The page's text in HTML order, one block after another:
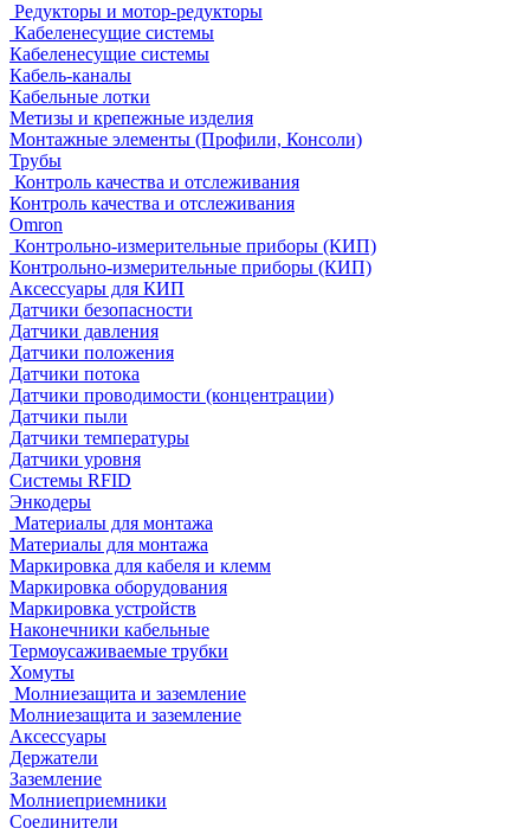
Редукторы и мотор-редукторы
Кабеленесущие системы
Кабеленесущие системы
Кабель-каналы
Кабельные лотки
Метизы и крепежные изделия
Монтажные элементы (Профили, Консоли)
Трубы
Контроль качества и отслеживания
Контроль качества и отслеживания
Omron
Контрольно-измерительные приборы (КИП)
Контрольно-измерительные приборы (КИП)
Аксессуары для КИП
Датчики безопасности
Датчики давления
Датчики положения
Датчики потока
Датчики проводимости (концентрации)
Датчики пыли
Датчики температуры
Датчики уровня
Системы RFID
Энкодеры
Материалы для монтажа
Материалы для монтажа
Маркировка для кабеля и клемм
Маркировка оборудования
Маркировка устройств
Наконечники кабельные
Термоусаживаемые трубки
Хомуты
Молниезащита и заземление
Молниезащита и заземление
Аксессуары
Держатели
Заземление
Молниеприемники
Соединители